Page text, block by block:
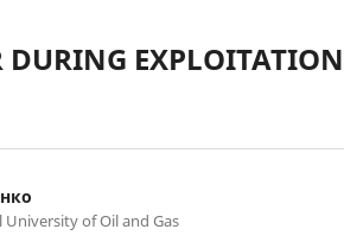
DURING
of Oil and Gas